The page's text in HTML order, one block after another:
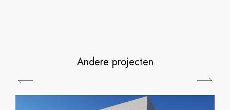
Andere projecten